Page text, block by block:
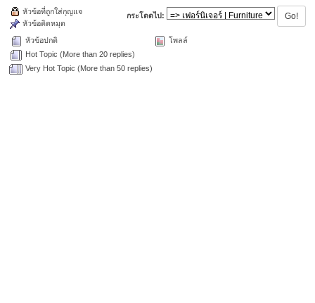
กระโดดไป:
หัวข้อปกติ
Hot Topic (More than 20 replies)
Very Hot Topic (More than 50 replies)
หัวข้อที่ถูกใส่กุญแจ
หัวข้อติดหมุด
โพลล์